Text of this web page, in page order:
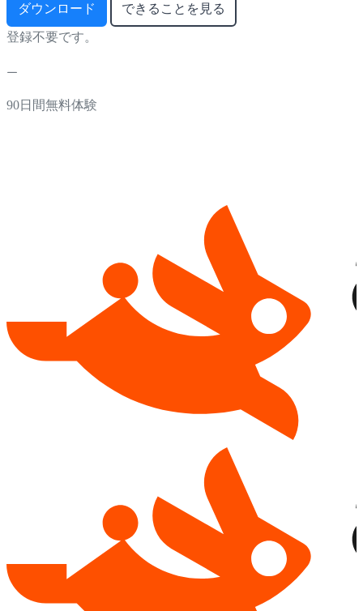
ダウンロード できることを見る
登録不要です。
90日間無料体験